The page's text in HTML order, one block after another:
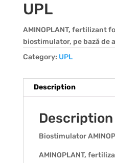
UPL
AMINOPLANT, fertilizant
biostimulator, pe bază de
Category: UPL
Description
Description
Biostimulator
AMINOPLANT,